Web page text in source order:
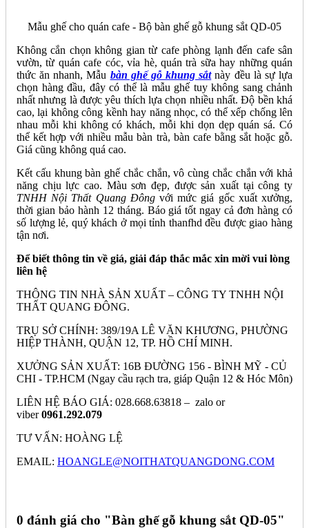
Mẫu ghế cho quán cafe - Bộ bàn ghế gỗ khung sắt QD-05
Không cắn chọn không gian từ cafe phòng lạnh đến cafe sân
vườn, từ quán cafe cóc, vỉa hè, quán trà sữa hay những quán
thức ăn nhanh, Mẫu bàn ghế gỗ khung sắtnày đều là sự lựa
chọn hàng đầu, đây có thể là mẫu ghế tuy không sang chảnh
nhất nhưng là được yêu thích lựa chọn nhiều nhất. Độ bền khá
cao, lại không công kềnh hay năng nhọc, có thể xếp chống lên
nhau mỗi khi không có khách, mỗi khi dọn dẹp quán sá. Có
thể kết hợp với nhiều mẫu bàn trà, bàn cafe bằng sắt hoặc gỗ.
Giá cũng không quá cao.
Kết cấu khung bàn ghế chắc chắn, vô cùng chắc chắn với khả
năng chịu lực cao. Màu sơn đẹp, được sản xuất tại công ty
TNHH Nội Thất Quang Đôngvới mức giá gốc xuất xưởng,
thời gian bảo hành 12 tháng. Báo giá tốt ngay cả đơn hàng có
số lượng lẻ, quý khách ở mọi tỉnh thanfhd đều được giao hàng
tận nơi.
Để biết thông tin về giá, giải đáp thắc mắc xin mời vui lòng
liên hệ
THÔNG TIN NHÀ SẢN XUẤT – CÔNG TY TNHH NỘI
THẤT QUANG ĐÔNG.
TRỤ SỞ CHÍNH: 389/19A LÊ VĂN KHƯƠNG, PHƯỜNG
HIỆP THÀNH, QUẬN 12, TP. HỒ CHÍ MINH.
XƯỞNG SẢN XUẤT: 16B ĐƯỜNG 156 - BÌNH MỸ - CỦ
CHI - TP.HCM (Ngay cầu rạch tra, giáp Quận 12 & Hóc Môn)
LIÊN HỆ BÁO GIÁ: 028.668.63818 – zalo or
viber0961.292.079
TƯ VẤN: HOÀNG LỆ
EMAIL: HOANGLE@NOITHATQUANGDONG.COM
0 đánh giá cho "Bàn ghế gỗ khung sắt QD-05"